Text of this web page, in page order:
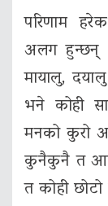
परिणाम
अलग हुन्छन्
मायालु,
भने कोही
मनको कुरो
कुनैकुनै त
त कोही छोटो